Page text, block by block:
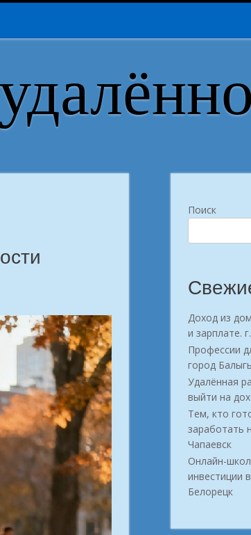
Поиск
Доход из
и зарплате.
Профессии
город
Удалённая
выйти на
Тем, кто
заработать
Чапаевск
Онлайн-
инвестиции
Белорецк